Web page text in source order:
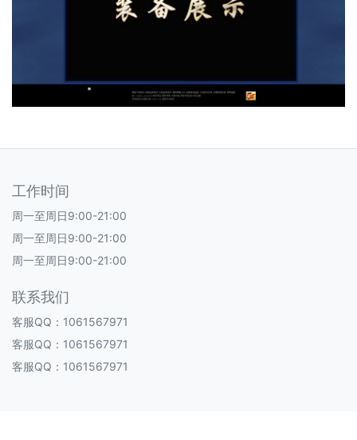
工作时间
周一至周日9:00-21:00
周一至周日9:00-21:00
周一至周日9:00-21:00
联系我们
客服QQ：1061567971
客服QQ：1061567971
客服QQ：1061567971